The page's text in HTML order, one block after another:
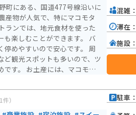
町にある、国道477号線沿いに
ランでは、地元食材を使った
楽しむことができます。 バ
停めやすいので安心です。 周
ど観光スポットも多いので、ツ
マコモタ
混雑：
滞在：
施設：
） 駐車：